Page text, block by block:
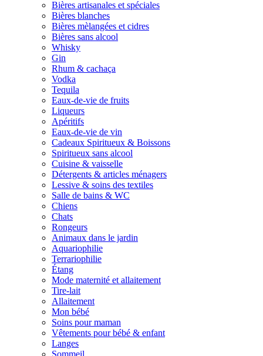
Bières artisanales et spéciales
Bières blanches
Bières mèlangées et cidres
Bières sans alcool
Whisky
Gin
Rhum & cachaça
Vodka
Tequila
Eaux-de-vie de fruits
Liqueurs
Apéritifs
Eaux-de-vie de vin
Cadeaux Spiritueux & Boissons
Spiritueux sans alcool
Cuisine & vaisselle
Détergents & articles ménagers
Lessive & soins des textiles
Salle de bains & WC
Chiens
Chats
Rongeurs
Animaux dans le jardin
Aquariophilie
Terrariophilie
Étang
Mode maternité et allaitement
Tire-lait
Allaitement
Mon bébé
Soins pour maman
Vêtements pour bébé & enfant
Langes
Sommeil